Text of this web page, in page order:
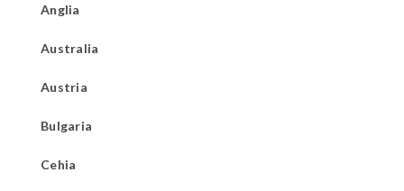
Anglia
Australia
Austria
Bulgaria
Cehia